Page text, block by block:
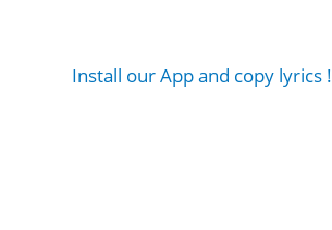
Install our App and copy lyrics !